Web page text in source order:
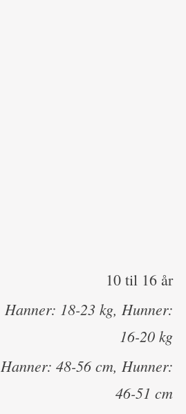
10 til 16 år
Hanner: 18-23 kg, Hunner:
16-20 kg
Hanner: 48-56 cm, Hunner:
46-51 cm